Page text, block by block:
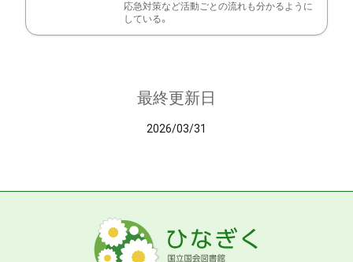
応急対策など活動ごとの流れも分かるように
している。
最終更新日
2026/03/31